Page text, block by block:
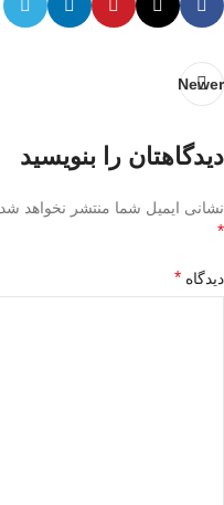
Newer
دیدگاهتان را بنویسید
نشانی ایمیل شما منتشر نخواهد شد.
*
دیدگاه *